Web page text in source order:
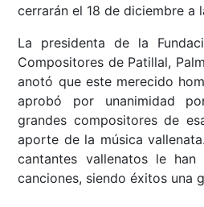
cerrarán el 18 de diciembre a
La presidenta de la
Compositores de Patillal,
anotó que este merecido
aprobó por unanimidad
grandes compositores de
aporte de la música
cantantes vallenatos le
canciones, siendo éxitos una